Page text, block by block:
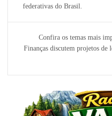
Postfederativas do Brasil.
Confira os temas mais
Finanças discutem projetos de